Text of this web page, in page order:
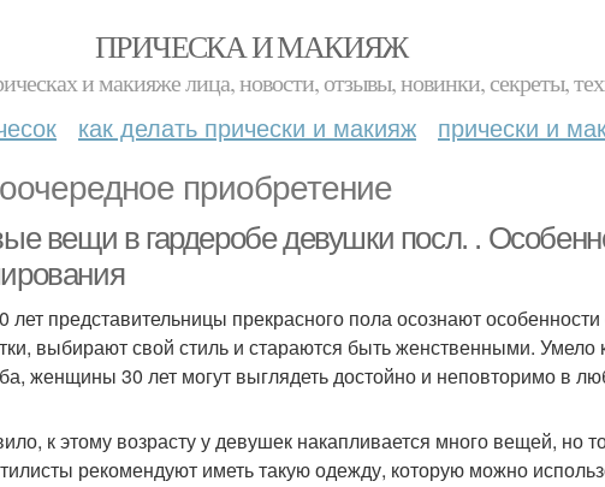
ПРИЧЕСКА И МАКИЯЖ
и макияже лица, новости, отзывы, новинки, секреты,
как делать прически и макияж прически и
приобретение
вещи в гардеробе девушки посл. .
лет представительницы прекрасного пола осознают
выбирают свой стиль и стараются быть женственными. Умело
женщины 30 лет могут выглядеть достойно и неповторимо в
к этому возрасту у девушек накапливается много вещей, но
рекомендуют иметь такую одежду, которую можно